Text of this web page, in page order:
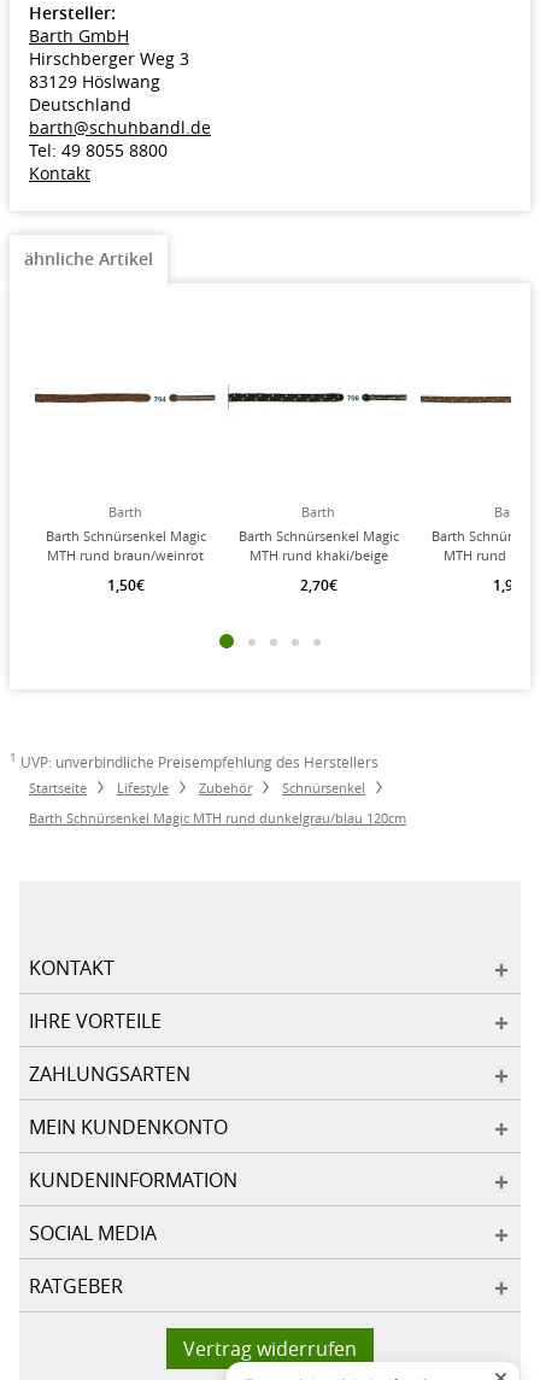
Hersteller:
Barth GmbH
Hirschberger Weg 3
83129 Höslwang
Deutschland
barth@schuhbandl.de
Tel: 49 8055 8800
Kontakt
ähnliche Artikel
Barth
Barth Schnürsenkel Magic
MTH rund braun/weinrot
1,50€
Barth
Barth Schnürsenkel Magic
MTH rund khaki/beige
2,70€
Barth
Barth
MTH rund
1,95€
1 UVP: unverbindliche Preisempfehlung des Herstellers
Startseite Lifestyle Zubehör
Schnürsenkel
Barth Schnürsenkel Magic MTH rund dunkelgrau/blau 120cm
KONTAKT
IHRE VORTEILE
ZAHLUNGSARTEN
MEIN KUNDENKONTO
KUNDENINFORMATION
SOCIAL MEDIA
RATGEBER
Vertrag widerrufen